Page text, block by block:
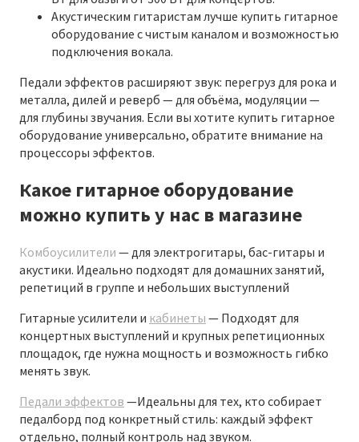
Акустическим гитаристам лучше купить гитарное
оборудование с чистым каналом и возможностью
подключения вокала.
Педали эффектов расширяют звук: перегруз для рока и
металла, дилей и реверб — для объёма, модуляции —
для глубины звучания. Если вы хотите купить гитарное
оборудование универсально, обратите внимание на
процессоры эффектов.
Какое гитарное оборудование
можно купить у нас в магазине
Комбоусилители — для электрогитары, бас-гитары и
акустики. Идеально подходят для домашних занятий,
репетиций в группе и небольших выступлений
Гитарные усилители и кабинеты — Подходят для
концертных выступлений и крупных репетиционных
площадок, где нужна мощность и возможность гибко
менять звук.
Педали эффектов —Идеальны для тех, кто собирает
педалборд под конкретный стиль: каждый эффект
отдельно, полный контроль над звуком.